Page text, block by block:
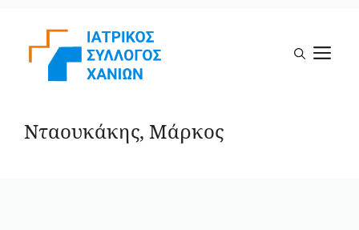
περιεχόμενο
Νταουκάκης, Μάρκος